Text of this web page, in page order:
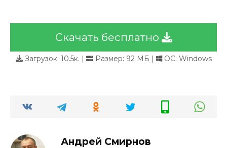
Скачать бесплатно
Загрузок: 10.5к. | Размер: 92 МБ | ОС: Windows
Андрей Смирнов